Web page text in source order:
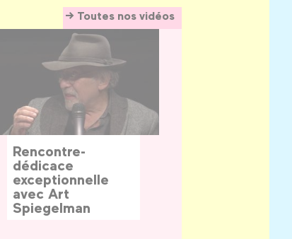
Toutes nos vidéos
Rencontre-
dédicace
exceptionnelle
avec Art
Spiegelman